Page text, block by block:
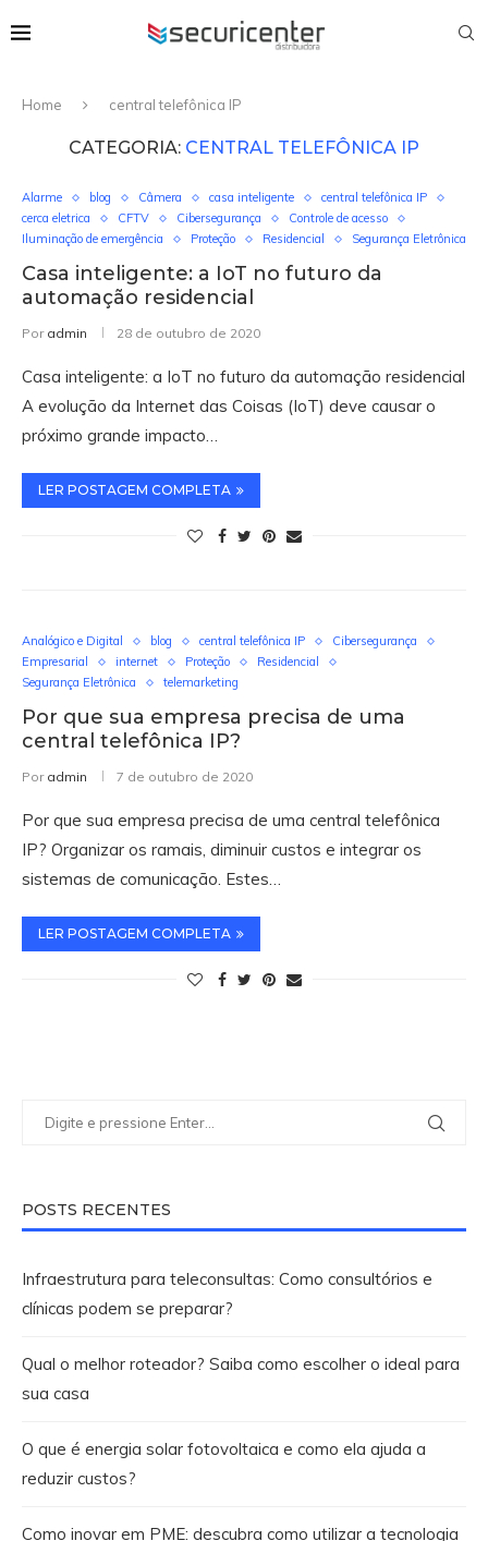
Home central telefônica IP
CATEGORIA: CENTRAL TELEFÔNICA IP
Alarme blog Câmera casa inteligente
central telefônica IP
cerca eletrica
CFTV Cibersegurança
Controle de acesso
Iluminação de emergência
Proteção Residencial Segurança Eletrônica
Casa inteligente: a IoT no futuro da
automação residencial
Por admin 28 de outubro de 2020
Casa inteligente: a IoT no futuro da automação residencial
A evolução da Internet das Coisas (IoT) deve causar o
próximo grande impacto…
LER POSTAGEM COMPLETA
Analógico e Digital blog central telefônica IP
Cibersegurança
Empresarial
internet Proteção
Residencial
Segurança Eletrônica
telemarketing
Por que sua empresa precisa de uma
central telefônica IP?
Por admin 7 de outubro de 2020
Por que sua empresa precisa de uma central telefônica
IP? Organizar os ramais, diminuir custos e integrar os
sistemas de comunicação. Estes…
LER POSTAGEM COMPLETA
POSTS RECENTES
Infraestrutura para teleconsultas: Como consultórios e
clínicas podem se preparar?
Qual o melhor roteador? Saiba como escolher o ideal para
sua casa
O que é energia solar fotovoltaica e como ela ajuda a
reduzir custos?
Como inovar em PME: descubra como utilizar a tecnologia